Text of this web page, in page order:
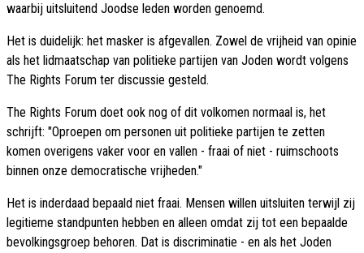
waarbij uitsluitend Joodse leden worden genoemd.
Het is duidelijk: het masker is afgevallen. Zowel de vrijheid van opinie
als het lidmaatschap van politieke partijen van Joden wordt volgens
The Rights Forum ter discussie gesteld.
The Rights Forum doet ook nog of dit volkomen normaal is, het
schrijft: "Oproepen om personen uit politieke partijen te zetten
komen overigens vaker voor en vallen - fraai of niet - ruimschoots
binnen onze democratische vrijheden."
Het is inderdaad bepaald niet fraai. Mensen willen uitsluiten terwijl zij
legitieme standpunten hebben en alleen omdat zij tot een bepaalde
bevolkingsgroep behoren. Dat is discriminatie - en als het Joden